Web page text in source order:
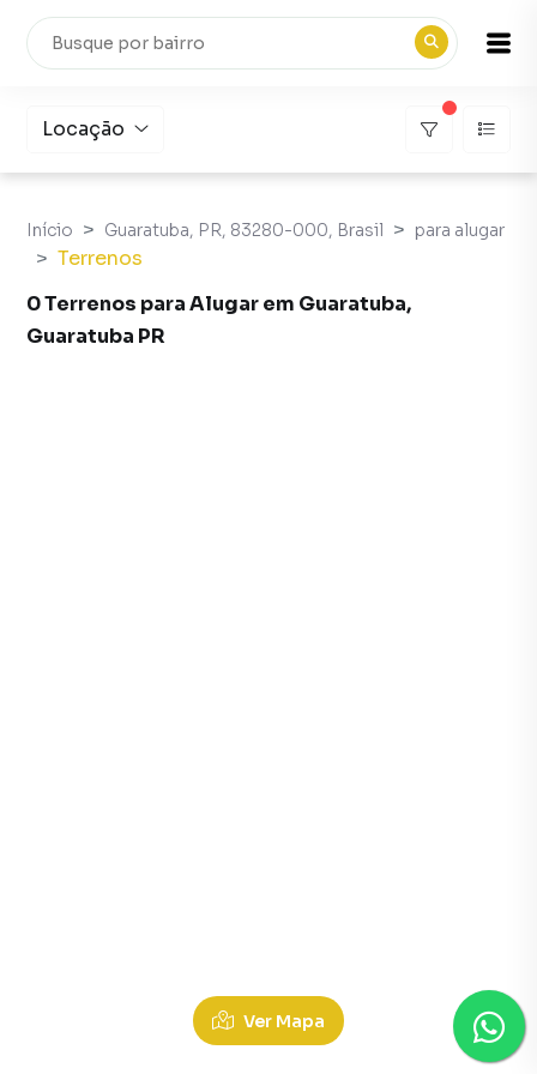
Locação
Início Guaratuba, PR, 83280-000, Brasil para alugar
Terrenos
0 Terrenos para Alugar em Guaratuba,
Guaratuba PR
Ver Mapa